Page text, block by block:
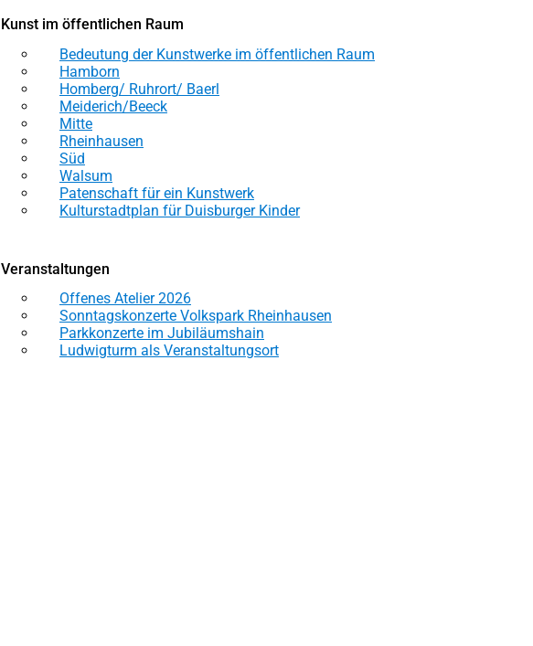
Kunst im öffentlichen Raum
Bedeutung der Kunstwerke im öffentlichen Raum
Hamborn
Homberg/ Ruhrort/ Baerl
Meiderich/Beeck
Mitte
Rheinhausen
Süd
Walsum
Patenschaft für ein Kunstwerk
Kulturstadtplan für Duisburger Kinder
Veranstaltungen
Offenes Atelier 2026
Sonntagskonzerte Volkspark Rheinhausen
Parkkonzerte im Jubiläumshain
Ludwigturm als Veranstaltungsort